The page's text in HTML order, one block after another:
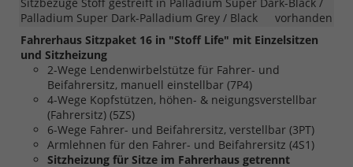
Palladium Super Dark-Palladium Grey / Black
vorhanden
Fahrerhaus Sitzpaket 16 in "Stoff Life" mit Einzelsitzen
und Sitzheizung
2-Wege Lendenwirbelstütze für Fahrer- und
Beifahrersitz, manuell einstellbar (7P4)
4-Wege Kopfstützen, höhen- & neigungsverstellbar
(Fahrersitz) (5ZS)
6-Wege Fahrer- und Beifahrersitz, verstellbar (3PT)
Armlehnen für den Fahrer- und Beifahrersitz (4S1)
Sitzheizung für Sitze im Fahrerhaus getrennt